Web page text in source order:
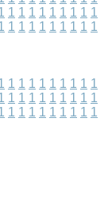
1 1 1 1 1 1 1 1 1
1 1 1 1 1 1 1 1 1
1 1 1 1 1 1 1 1 1
1 1 1 1 1 1 1 1 1
1 1 1 1 1 1 1 1 1